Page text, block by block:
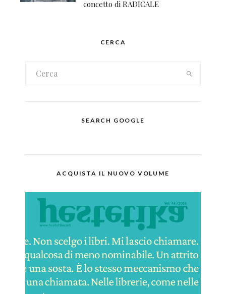
concetto di RADICALE
CERCA
SEARCH GOOGLE
ACQUISTA IL NUOVO VOLUME